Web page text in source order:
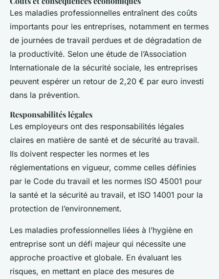
Les maladies professionnelles entraînent des coûts
importants pour les entreprises, notamment en termes
de journées de travail perdues et de dégradation de
la productivité. Selon une étude de l’Association
Internationale de la sécurité sociale, les entreprises
peuvent espérer un retour de 2,20 € par euro investi
dans la prévention.
Responsabilités légales
Les employeurs ont des responsabilités légales
claires en matière de santé et de sécurité au travail.
Ils doivent respecter les normes et les
réglementations en vigueur, comme celles définies
par le Code du travail et les normes ISO 45001 pour
la santé et la sécurité au travail, et ISO 14001 pour la
protection de l’environnement.
Les maladies professionnelles liées à l’hygiène en
entreprise sont un défi majeur qui nécessite une
approche proactive et globale. En évaluant les
risques, en mettant en place des mesures de